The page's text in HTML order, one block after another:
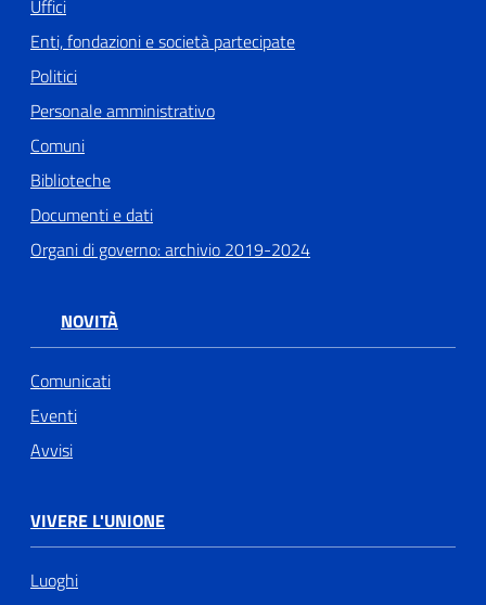
Uffici
Enti, fondazioni e società partecipate
Politici
Personale amministrativo
Comuni
Biblioteche
Documenti e dati
Organi di governo: archivio 2019-2024
NOVITÀ
Comunicati
Eventi
Avvisi
VIVERE L'UNIONE
Luoghi